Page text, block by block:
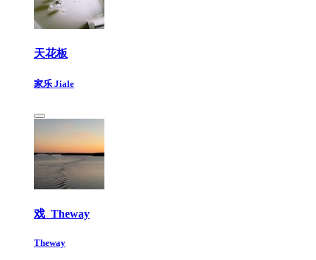
天花板
家乐 Jiale
戏_Theway
Theway